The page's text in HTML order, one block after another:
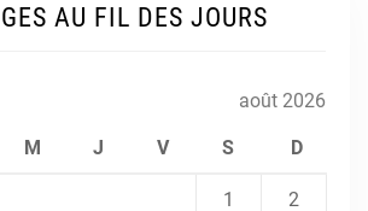
AU FIL DES JOURS
août 2026
M J V S D
1 2